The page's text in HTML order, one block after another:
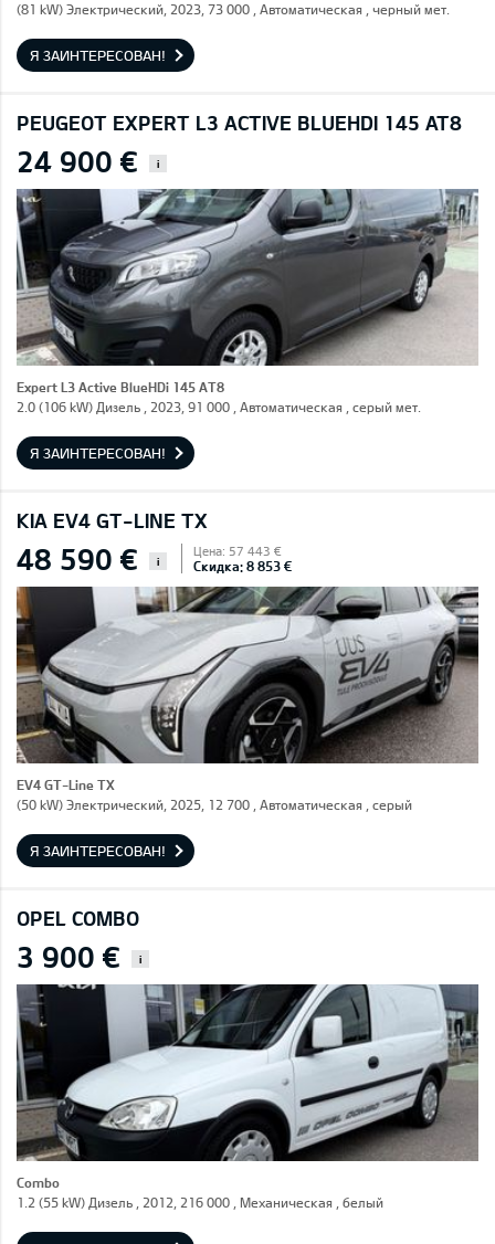
(81 kW) Электрический, 2023, 73 000 , Автоматическая , черный мет.
Я ЗАИНТЕРЕСОВАН!
PEUGEOT EXPERT L3 ACTIVE BLUEHDI 145 AT8
24 900 € i
Expert L3 Active BlueHDi 145 AT8
2.0 (106 kW) Дизель , 2023, 91 000 , Автоматическая , серый мет.
Я ЗАИНТЕРЕСОВАН!
KIA EV4 GT-LINE TX
48 590 € i
Цена: 57 443 €
Скидка: 8 853 €
EV4 GT-Line TX
(50 kW) Электрический, 2025, 12 700 , Автоматическая , серый
Я ЗАИНТЕРЕСОВАН!
OPEL COMBO
3 900 € i
Combo
1.2 (55 kW) Дизель , 2012, 216 000 , Механическая , белый